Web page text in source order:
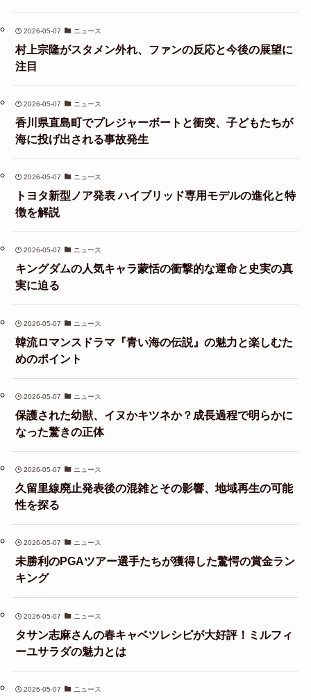
2026-05-07 ニュース
村上宗隆がスタメン外れ、ファンの反応と今後の展望に
注目
2026-05-07 ニュース
香川県直島町でプレジャーボートと衝突、子どもたちが
海に投げ出される事故発生
2026-05-07 ニュース
トヨタ新型ノア発表 ハイブリッド専用モデルの進化と特
徴を解説
2026-05-07 ニュース
キングダムの人気キャラ蒙恬の衝撃的な運命と史実の真
実に迫る
2026-05-07 ニュース
韓流ロマンスドラマ『青い海の伝説』の魅力と楽しむた
めのポイント
2026-05-07 ニュース
保護された幼獣、イヌかキツネか？成長過程で明らかに
なった驚きの正体
2026-05-07 ニュース
久留里線廃止発表後の混雑とその影響、地域再生の可能
性を探る
2026-05-07 ニュース
未勝利のPGAツアー選手たちが獲得した驚愕の賞金ラン
キング
2026-05-07 ニュース
タサン志麻さんの春キャベツレシピが大好評！ミルフィ
ーユサラダの魅力とは
2026-05-07 ニュース